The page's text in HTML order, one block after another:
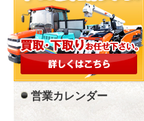
営業カレンダー